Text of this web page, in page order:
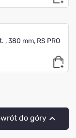
, 380 mm, RS PRO
do góry